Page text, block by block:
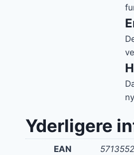
Yderligere
EAN